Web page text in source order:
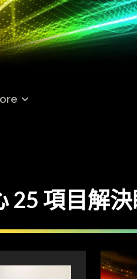
項目解